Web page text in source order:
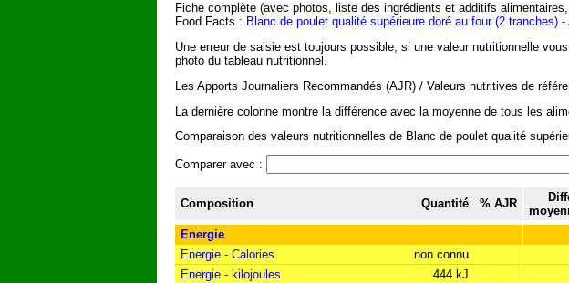
Fiche complète (avec photos, liste des ingrédients et additifs
Food Facts : Blanc de poulet qualité supérieure doré au four (2 tranches) -
Une erreur de saisie est toujours possible, si une valeur nutritionnelle
photo du tableau nutritionnel.
Les Apports Journaliers Recommandés (AJR) / Valeurs nutritives de
La dernière colonne montre la différence avec la moyenne de tous les
Comparaison des valeurs nutritionnelles de Blanc de poulet qualité
Comparer avec :
Composition Quantité % AJR
Energie
Energie - Calories
non connu
Energie - kilojoules
444 kJ